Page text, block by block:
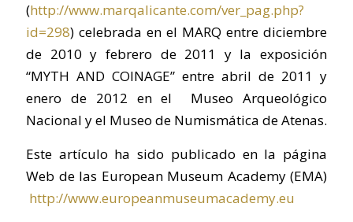
(http://www.marqalicante.com/ver_pag.php?
id=298) celebrada en el MARQ entre diciembre
de 2010 y febrero de 2011 y la exposición
“MYTH AND COINAGE” entre abril de 2011 y
enero de 2012 en el Museo Arqueológico
Nacional y el Museo de Numismática de Atenas.
Este artículo ha sido publicado en la página
Web de las European Museum Academy (EMA)
http://www.europeanmuseumacademy.eu